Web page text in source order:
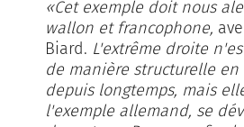
«Cet exemple doit nous
wallon et francophone,
Biard. L'extrême droite
de manière structurelle en
depuis longtemps, mais
l'exemple allemand, se